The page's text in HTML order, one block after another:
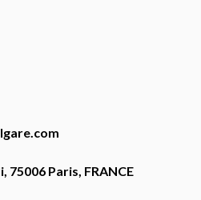
75006 Paris, FRANCE